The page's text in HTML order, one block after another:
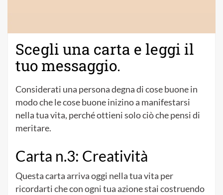
Scegli una carta e leggi il
tuo messaggio.
Considerati una persona degna di cose buone in
modo che le cose buone inizino a manifestarsi
nella tua vita, perché ottieni solo ciò che pensi di
meritare.
Carta n.3: Creatività
Questa carta arriva oggi nella tua vita per
ricordarti che con ogni tua azione stai costruendo